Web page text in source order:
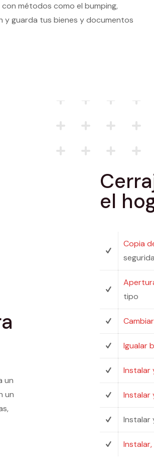
métodos como el bumping,
y guarda tus bienes y documentos
un
un
el
Copia
tipo
Igualar
Instalar
Instalar
Instalar